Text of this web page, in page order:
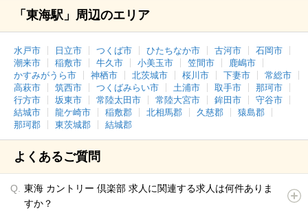
「東海駅」周辺のエリア
水戸市 日立市 つくば市 ひたちなか市 古河市
石岡市
潮来市
稲敷市 牛久市 小美玉市 笠間市
鹿嶋市
かすみがうら市
神栖市 北茨城市 桜川市 下妻市
常総市
高萩市
筑西市 つくばみらい市 土浦市 取手市
那珂市
行方市
坂東市 常陸太田市 常陸大宮市 鉾田市
守谷市
結城市
龍ケ崎市 稲敷郡 北相馬郡 久慈郡
猿島郡
那珂郡
東茨城郡 結城郡
よくあるご質問
東海 カントリー 倶楽部 求人に関連する求人は何件ありま
すか？